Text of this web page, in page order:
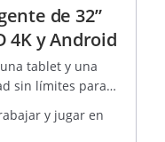
de 32”
4K y Android
tablet y una
sin límites para
y jugar en